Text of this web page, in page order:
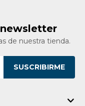
de nuestra tienda.
SUSCRIBIRME